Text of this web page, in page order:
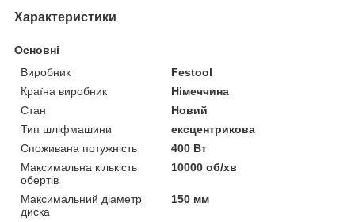
Характеристики
Основні
Виробник
Festool
Країна виробник
Німеччина
Стан
Новий
Тип шліфмашини
ексцентрикова
Споживана потужність
400 Вт
Максимальна кількість
обертів
10000 об/хв
Максимальний діаметр
диска
150 мм